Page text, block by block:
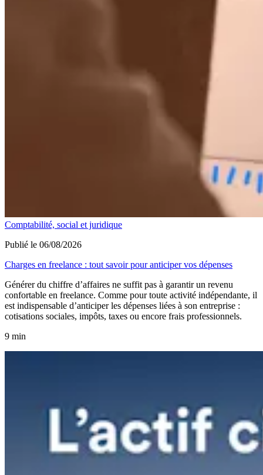
Comptabilité, social et juridique
Publié le 06/08/2026
Charges en freelance : tout savoir pour anticiper vos dépenses
Générer du chiffre d’affaires ne suffit pas à garantir un revenu
confortable en freelance. Comme pour toute activité indépendante, il
est indispensable d’anticiper les dépenses liées à son entreprise :
cotisations sociales, impôts, taxes ou encore frais professionnels.
9 min